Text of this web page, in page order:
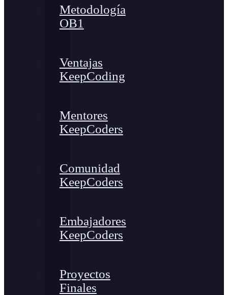
Metodología
OB1
Ventajas
KeepCoding
Mentores
KeepCoders
Comunidad
KeepCoders
Embajadores
KeepCoders
Proyectos
Finales